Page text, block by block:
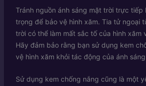
Tránh nguồn ánh sáng mặt trời trực tiếp
trọng để bảo vệ hình xăm. Tia tử ngoại
trời có thể làm mất sắc tố của hình xăm
Hãy đảm bảo rằng bạn sử dụng kem
vệ hình xăm khỏi tác động của ánh
Sử dụng kem chống nắng cũng là một